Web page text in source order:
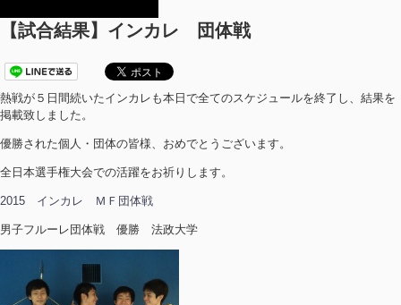
【試合結果】インカレ 団体戦
熱戦が５日間続いたインカレも本日で全てのスケジュールを終了し、結果を
掲載致しました。
優勝された個人・団体の皆様、おめでとうございます。
全日本選手権大会での活躍をお祈りします。
2015 インカレ ＭＦ団体戦
男子フルーレ団体戦 優勝 法政大学